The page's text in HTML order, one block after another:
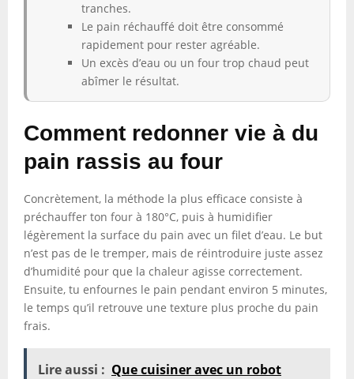
tranches.
Le pain réchauffé doit être consommé
rapidement pour rester agréable.
Un excès d’eau ou un four trop chaud peut
abîmer le résultat.
Comment redonner vie à du
pain rassis au four
Concrètement, la méthode la plus efficace consiste à
préchauffer ton four à 180°C, puis à humidifier
légèrement la surface du pain avec un filet d’eau. Le but
n’est pas de le tremper, mais de réintroduire juste assez
d’humidité pour que la chaleur agisse correctement.
Ensuite, tu enfournes le pain pendant environ 5 minutes,
le temps qu’il retrouve une texture plus proche du pain
frais.
Lire aussi : Que cuisiner avec un robot